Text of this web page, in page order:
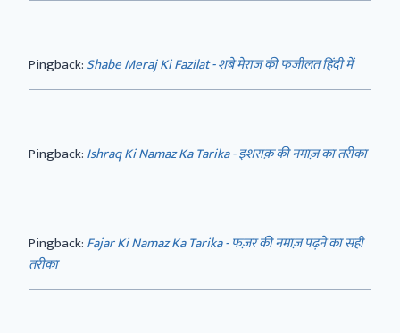
Pingback: Shabe Meraj Ki Fazilat - शबे मेराज की फजीलत हिंदी में
Pingback: Ishraq Ki Namaz Ka Tarika - इशराक़ की नमाज़ का तरीका
Pingback: Fajar Ki Namaz Ka Tarika - फज़र की नमाज़ पढ़ने का सही
तरीका